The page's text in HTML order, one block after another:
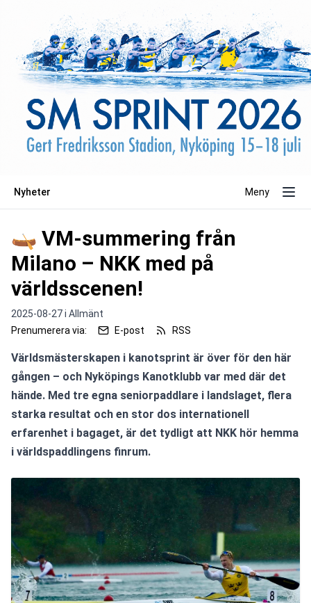
Nyheter Meny
🛶 VM-summering från
Milano – NKK med på
världsscenen!
2025-08-27 i Allmänt
Prenumerera via:
E-post RSS
Världsmästerskapen i kanotsprint är över för den här
gången – och Nyköpings Kanotklubb var med där det
hände. Med tre egna seniorpaddlare i landslaget, flera
starka resultat och en stor dos internationell
erfarenhet i bagaget, är det tydligt att NKK hör hemma
i världspaddlingens finrum.